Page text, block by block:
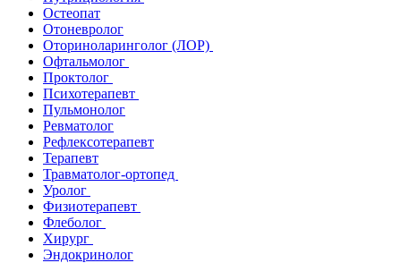
Остеопат
Отоневролог
Оториноларинголог (ЛОР)
Офтальмолог
Проктолог
Психотерапевт
Пульмонолог
Ревматолог
Рефлексотерапевт
Терапевт
Травматолог-ортопед
Уролог
Физиотерапевт
Флеболог
Хирург
Эндокринолог